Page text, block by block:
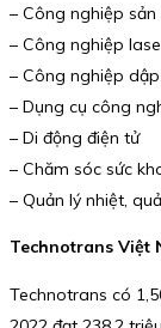
– Công nghiệp sản
– Công nghiệp
– Công nghiệp
– Dụng cụ công
– Di động điện tử
– Chăm sóc sức
– Quản lý nhiệt,
Technotrans Việt
Technotrans có